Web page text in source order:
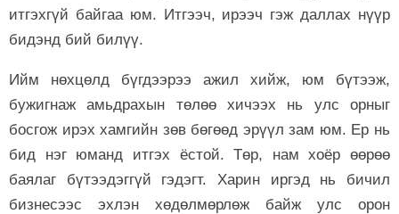
итгэхгүй байгаа юм. Итгээч, ирээч гэж даллах нүүр
бидэнд бий билүү.
Ийм нөхцөлд бүгдээрээ ажил хийж, юм бүтээж,
бужигнаж амьдрахын төлөө хичээх нь улс орныг
босгож ирэх хамгийн зөв бөгөөд эрүүл зам юм. Ер нь
бид нэг юманд итгэх ёстой. Төр, нам хоёр өөрөө
баялаг бүтээдэггүй гэдэгт. Харин иргэд нь бичил
бизнесээс эхлэн хөдөлмөрлөж байж улс орон